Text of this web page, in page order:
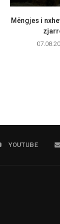
Mëngjes i
YOUTUBE